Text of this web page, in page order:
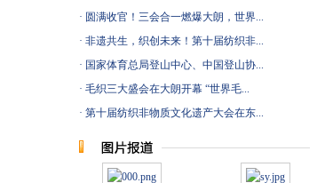
· 圆满收官！三会合一燃爆大朗，世界...
· 非遗共生，织创未来！第十届纺织非...
· 国家体育总局登山中心、中国登山协...
· 毛织三大盛会在大朗开幕 “世界毛...
· 第十届纺织非物质文化遗产大会在东...